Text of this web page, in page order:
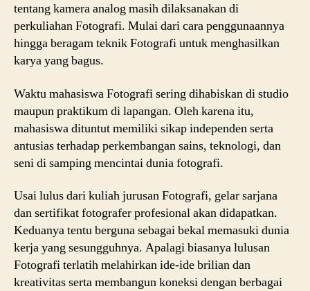
tentang kamera analog masih dilaksanakan di
perkuliahan Fotografi. Mulai dari cara penggunaannya
hingga beragam teknik Fotografi untuk menghasilkan
karya yang bagus.
Waktu mahasiswa Fotografi sering dihabiskan di studio
maupun praktikum di lapangan. Oleh karena itu,
mahasiswa dituntut memiliki sikap independen serta
antusias terhadap perkembangan sains, teknologi, dan
seni di samping mencintai dunia fotografi.
Usai lulus dari kuliah jurusan Fotografi, gelar sarjana
dan sertifikat fotografer profesional akan didapatkan.
Keduanya tentu berguna sebagai bekal memasuki dunia
kerja yang sesungguhnya. Apalagi biasanya lulusan
Fotografi terlatih melahirkan ide-ide brilian dan
kreativitas serta membangun koneksi dengan berbagai